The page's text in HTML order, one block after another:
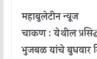
महाबुलेटीन न्यूज
चाकण : येथील
भुजबळ यांचे बुधवार